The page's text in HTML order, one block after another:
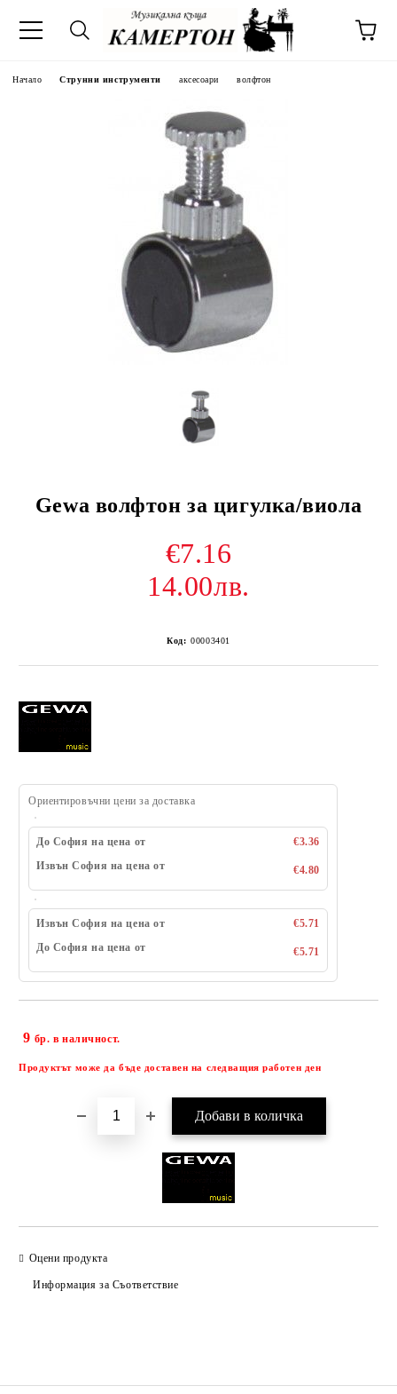
Начало Струнни инструменти аксесоари волфтон
Gewa волфтон за цигулка/виола
€7.16
14.00лв.
Код: 00003401
Ориентировъчни цени за доставка
До София на цена от
€3.36
Извън София на цена от
€4.80
Извън София на цена от
€5.71
До София на цена от
€5.71
9 бр. в наличност.
Продуктът може да бъде доставен на следващия работен ден
Оцени продукта
Информация за Съответствие